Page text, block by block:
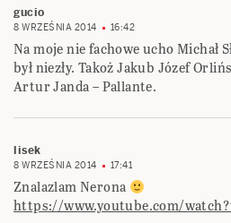
gucio
8 WRZEŚNIA 2014 16:42
Na moje nie fachowe ucho Michał
był niezły. Takoż Jakub Józef
Artur Janda – Pallante.
lisek
8 WRZEŚNIA 2014 17:41
Znalazlam Nerona
https://www.youtube.com/